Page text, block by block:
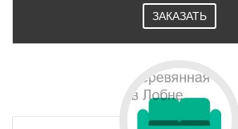
ЗАКАЗАТЬ